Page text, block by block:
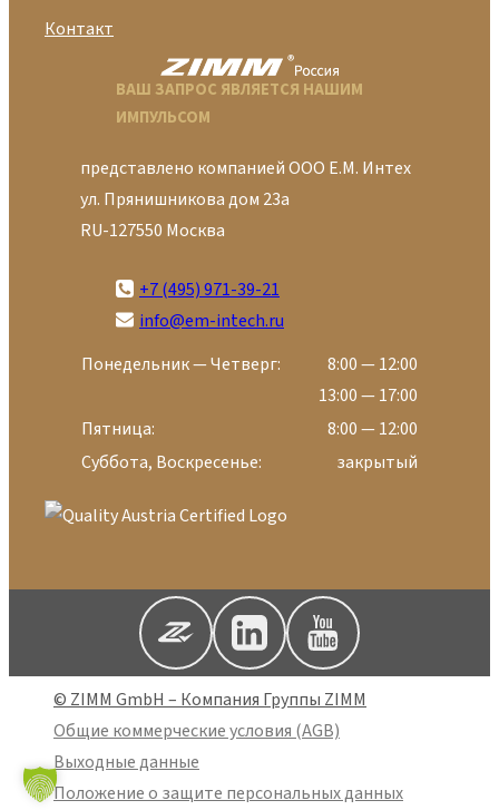
Контакт
ВАШ ЗАПРОС ЯВЛЯЕТСЯ НАШИМ
ИМПУЛЬСОМ
представлено компанией ООО Е.М. Интех
ул. Прянишникова дом 23а
RU-127550 Москва
+7 (495) 971-39-21
info@em-intech.ru
Понедельник — Четверг:
8:00 — 12:00
13:00 — 17:00
Пятница:
8:00 — 12:00
Суббота, Воскресенье:
закрытый
© ZIMM GmbH – Компания Группы ZIMM
Общие коммерческие условия (AGB)
Выходные данные
Положение о защите персональных данных